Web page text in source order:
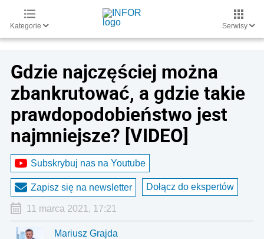
Kategorie Serwisy
Gdzie najczęściej można
zbankrutować, a gdzie takie
prawdopodobieństwo jest
najmniejsze? [VIDEO]
Subskrybuj nas na Youtube
Zapisz się na newsletter Dołącz do ekspertów
11 marca 2021, 17:21
Mariusz Grajda